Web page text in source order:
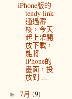
iPhone版的
tendy link
通過審
核，今天
起上架開
放下載，
能將
iPhone的
畫面，投
放到 ...
► 7月 (9)